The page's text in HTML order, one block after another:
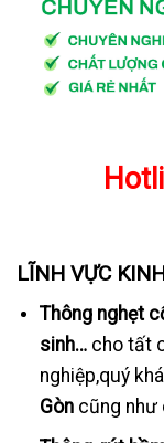
LĨNH VỰC
Thông nghẹt
sinh…cho tất
nghiệp,quý
Gòncũng như